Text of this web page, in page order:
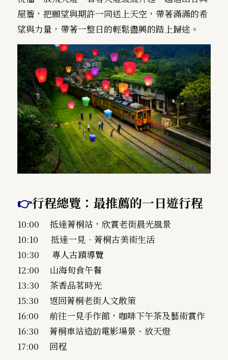
屋簷，把願望與期許一同送上天空，帶著滿滿的希
望與力量，帶著一整日的輕鬆盡興的踏上歸途。
👉行程總覽：最推薦的一日遊行程
10:00 抵達菁桐站，欣賞老街晨光風景
10:10 抵達一見．菁桐古美術生活
10:30 專人古蹟導覽
12:00 山海旬食午餐
13:30 茶香品茗時光
15:30 返回菁桐老街人文散策
16:00 前往一見手作館，咖啡下午茶及藝術賞作
16:30 菁桐車站造訪電影場景、放天燈
17:00 回程